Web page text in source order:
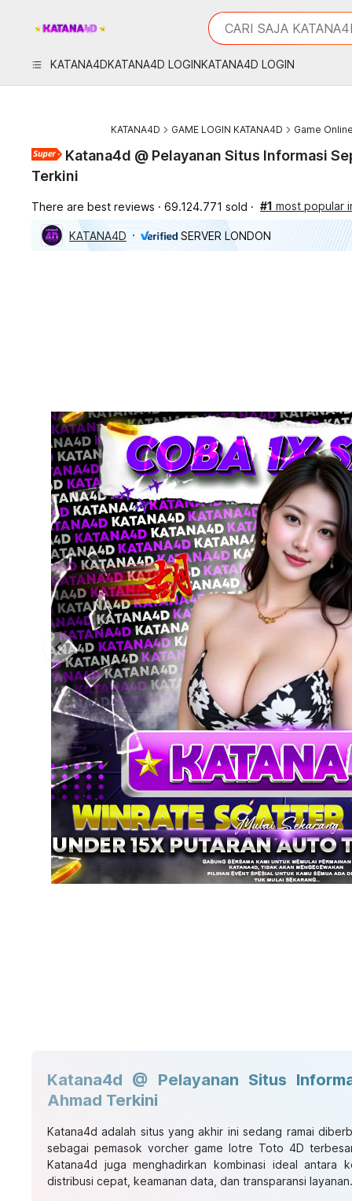
What are you looking
iphones 16
CARI SAJA
torras phone case
samsung note 20 5g
KATANA4DKATANA4D LOGINKATANA4D LOGIN
KATANA4D GAME LOGIN KATANA4D Game
Katana4d @ Pelayanan Situs Informasi
Terkini
There are best reviews 69.124.771 sold #1 most popular
KATANA4D SERVER LONDON
Previous slide
Katana4d @ Pelayanan Situs
Ahmad Terkini
Katana4d adalah situs yang akhir ini sedang ramai
sebagai pemasok vorcher game lotre Toto 4D
Katana4d juga menghadirkan kombinasi ideal antara
distribusi cepat, keamanan data, dan transparansi layanan.